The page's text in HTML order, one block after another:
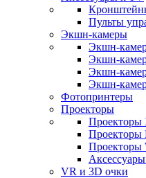
Пульты
Экшн-камеры
Экшн-
Экшн-
Экшн-
Экшн-
Фотопринтеры
Проекторы
Проекторы
Проекторы
Проекторы
VR и 3D очки